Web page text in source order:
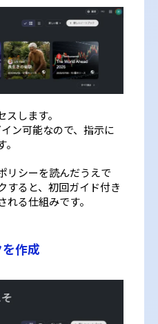
します。
ン可能なので、指示に
リシーを読んだうえで
すると、初回ガイド付き
る仕組みです。
作成